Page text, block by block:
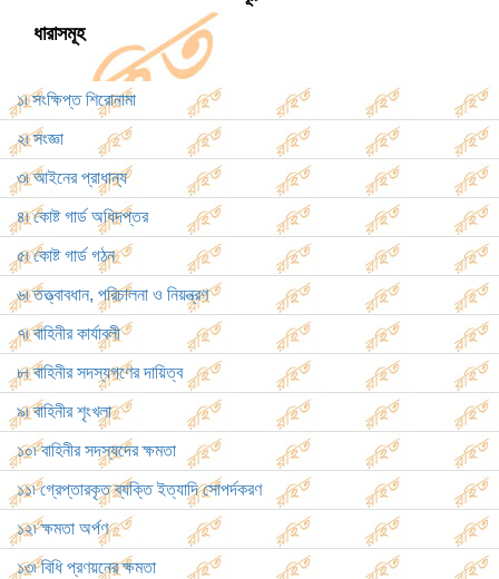
ধারাসমূহ
১৷ সংক্ষিপ্ত শিরোনামা
২৷ সংজ্ঞা
৩৷ আইনের প্রাধান্য
৪৷ কোষ্ট গার্ড অধিদপ্তর
৫৷ কোষ্ট গার্ড গঠন
৬৷ তত্ত্বাবধান, পরিচালনা ও নিয়ন্ত্রণ
৭৷ বাহিনীর কার্যাবলী
৮৷ বাহিনীর সদস্যগণের দায়িত্ব
৯৷ বাহিনীর শৃংখলা
১০৷ বাহিনীর সদস্যদের ক্ষমতা
১১৷ গ্রেপ্তারকৃত ব্যক্তি ইত্যাদি সোপর্দকরণ
১২৷ ক্ষমতা অর্পণ
১৩৷ বিধি প্রণয়নের ক্ষমতা